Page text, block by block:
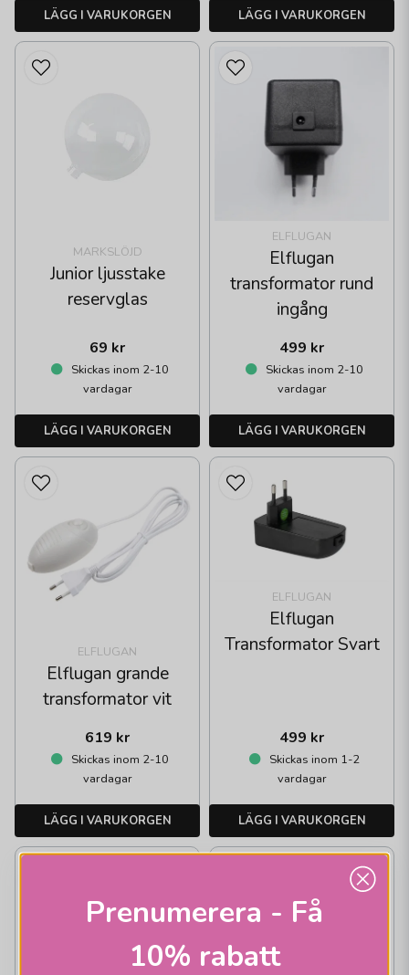
LÄGG I VARUKORGEN LÄGG I VARUKORGEN
MARKSLÖJD
Junior ljusstake
reservglas
69 kr
Skickas inom 2-10
vardagar
LÄGG I VARUKORGEN
ELFLUGAN
Elflugan
transformator rund
ingång
499 kr
Skickas inom 2-10
vardagar
LÄGG I VARUKORGEN
ELFLUGAN
Elflugan grande
transformator vit
619 kr
Skickas inom 2-10
vardagar
LÄGG I VARUKORGEN
ELFLUGAN
Elflugan
Transformator Svart
499 kr
Skickas inom 1-2
vardagar
LÄGG I VARUKORGEN
Prenumerera - Få
10% rabatt